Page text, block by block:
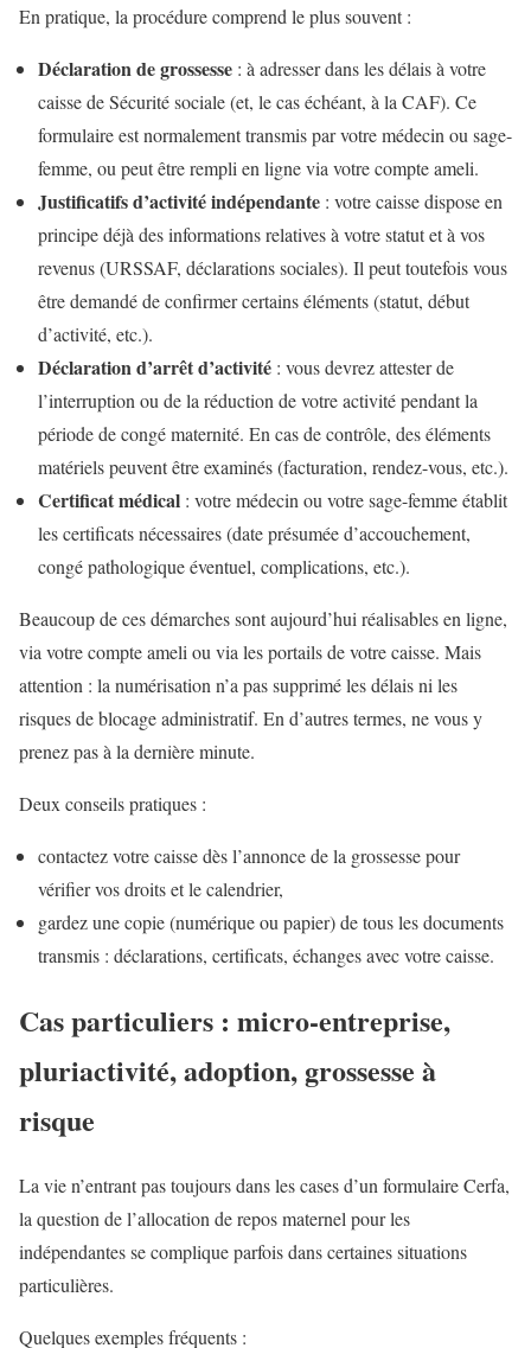
En pratique, la procédure comprend le plus souvent :
Déclaration de grossesse : à adresser dans les délais à votre
caisse de Sécurité sociale (et, le cas échéant, à la CAF). Ce
formulaire est normalement transmis par votre médecin ou sage-
femme, ou peut être rempli en ligne via votre compte ameli.
Justificatifs d’activité indépendante : votre caisse dispose en
principe déjà des informations relatives à votre statut et à vos
revenus (URSSAF, déclarations sociales). Il peut toutefois vous
être demandé de confirmer certains éléments (statut, début
d’activité, etc.).
Déclaration d’arrêt d’activité : vous devrez attester de
l’interruption ou de la réduction de votre activité pendant la
période de congé maternité. En cas de contrôle, des éléments
matériels peuvent être examinés (facturation, rendez-vous, etc.).
Certificat médical : votre médecin ou votre sage-femme établit
les certificats nécessaires (date présumée d’accouchement,
congé pathologique éventuel, complications, etc.).
Beaucoup de ces démarches sont aujourd’hui réalisables en ligne,
via votre compte ameli ou via les portails de votre caisse. Mais
attention : la numérisation n’a pas supprimé les délais ni les
risques de blocage administratif. En d’autres termes, ne vous y
prenez pas à la dernière minute.
Deux conseils pratiques :
contactez votre caisse dès l’annonce de la grossesse pour
vérifier vos droits et le calendrier,
gardez une copie (numérique ou papier) de tous les documents
transmis : déclarations, certificats, échanges avec votre caisse.
Cas particuliers : micro-entreprise,
pluriactivité, adoption, grossesse à
risque
La vie n’entrant pas toujours dans les cases d’un formulaire Cerfa,
la question de l’allocation de repos maternel pour les
indépendantes se complique parfois dans certaines situations
particulières.
Quelques exemples fréquents :